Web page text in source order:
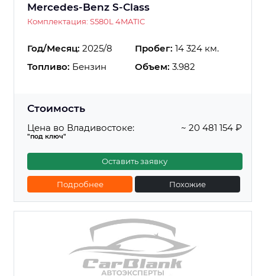
Mercedes-Benz S-Class
Комплектация: S580L 4MATIC
Год/Месяц: 2025/8 Пробег: 14 324 км.
Топливо: Бензин Объем: 3.982
Стоимость
Цена во Владивостоке:
"под ключ"
~ 20 481 154 ₽
Оставить заявку
Подробнее Похожие